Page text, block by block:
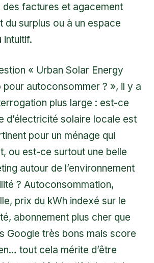
des factures et agacement
du surplus ou à un espace
intuitif.
« Urban Solar Energy
autoconsommer ? », il y a
plus large : est-ce
d’électricité solaire locale est
pour un ménage qui
ou est-ce surtout une belle
autour de l’environnement
? Autoconsommation,
prix du kWh indexé sur le
abonnement plus cher que
Google très bons mais score
tout cela mérite d’être